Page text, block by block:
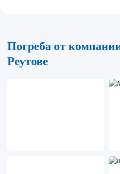
Погреба от
Реутове